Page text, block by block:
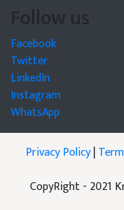
Follow us
Facebook
Twitter
LinkedIn
Instagram
WhatsApp
Privacy Policy|
CopyRight - 2021